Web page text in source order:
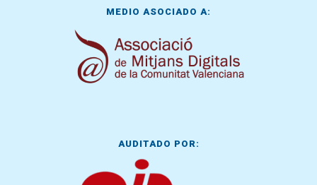
MEDIO ASOCIADO A:
AUDITADO POR: